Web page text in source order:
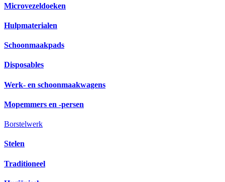
Microvezeldoeken
Hulpmaterialen
Schoonmaakpads
Disposables
Werk- en schoonmaakwagens
Mopemmers en -persen
Borstelwerk
Stelen
Traditioneel